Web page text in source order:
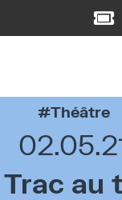
Théâtre
au